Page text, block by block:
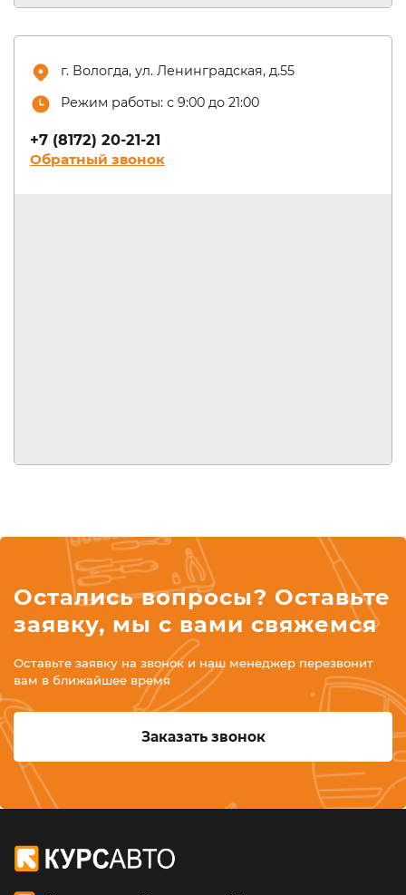
г. Вологда, ул. Ленинградская, д.55
Режим работы: с 9:00 до 21:00
+7 (8172) 20-21-21
Обратный звонок
Остались вопросы? Оставьте
заявку, мы с вами свяжемся
Оставьте заявку на звонок и наш менеджер перезвонит
вам в ближайшее время
Заказать звонок